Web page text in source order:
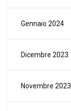
Gennaio 2024
Dicembre 2023
Novembre 2023